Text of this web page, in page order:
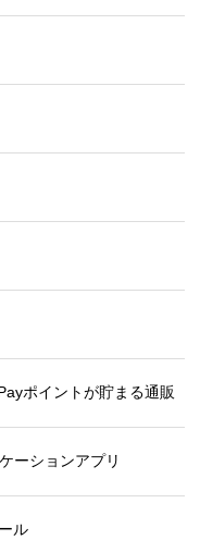
ポイントが貯まる通販
ーションアプリ
ル